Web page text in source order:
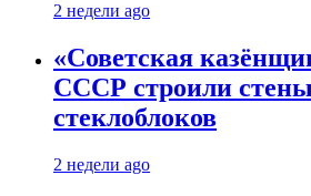
2 недели ago
«Советская
СССР строили
стеклоблоков
2 недели ago